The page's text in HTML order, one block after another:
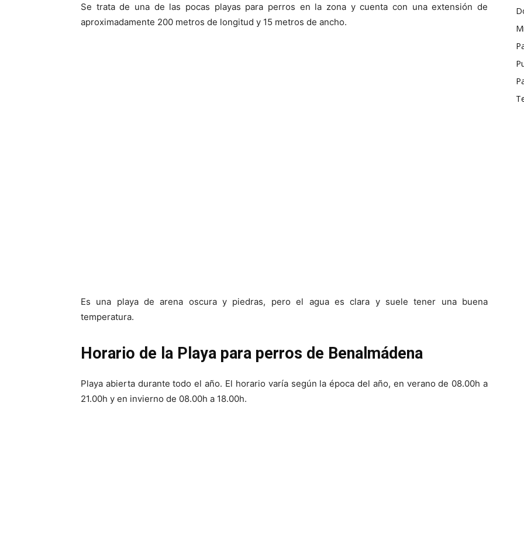
Se trata de una de las pocas playas para perros en la zona y cuenta con una extensión de
aproximadamente 200 metros de longitud y 15 metros de ancho.
Es una playa de arena oscura y piedras, pero el agua es clara y suele tener una buena
temperatura.
Horario de la Playa para perros de Benalmádena
Playa abierta durante todo el año. El horario varía según la época del año, en verano de 08.00h a
21.00h y en invierno de 08.00h a 18.00h.